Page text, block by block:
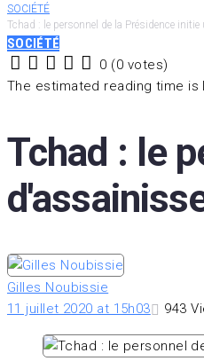
SOCIÉTÉ
Tchad : le personnel de la Présidence
SOCIÉTÉ
5
4
3
2
1
0 (0 votes)
The estimated reading time is
Tchad : le
Gilles Noubissie
11 juillet 2020 at 15h03
943